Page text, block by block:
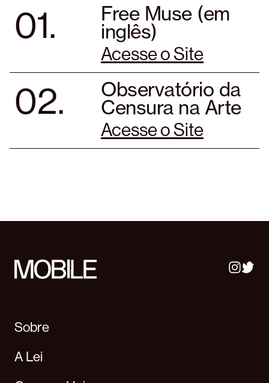
01. Free Muse (em
inglês)
Acesse o Site
02. Observatório da
Censura na Arte
Acesse o Site
Sobre
A Lei